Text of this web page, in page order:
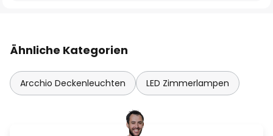
Ähnliche Kategorien
Arcchio Deckenleuchten LED Zimmerlampen